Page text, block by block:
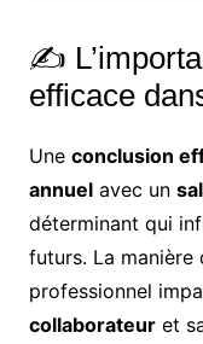
✍️
efficace
Une conclusion
annuelavec un
déterminant qui
futurs. La
professionnel
collaborateuret